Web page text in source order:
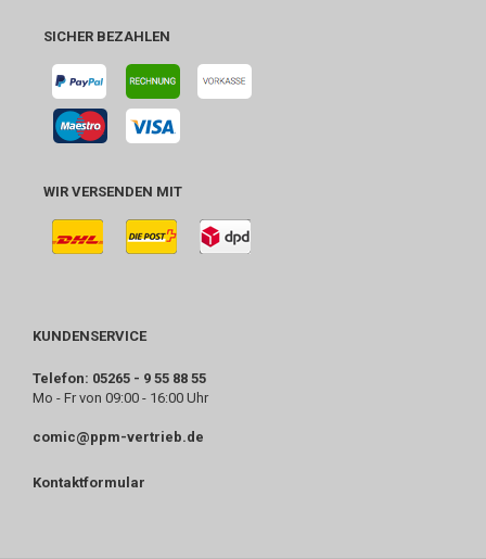
SICHER BEZAHLEN
WIR VERSENDEN MIT
KUNDENSERVICE
Telefon: 05265 - 9 55 88 55
Mo - Fr von 09:00 - 16:00 Uhr
comic@ppm-vertrieb.de
Kontaktformular